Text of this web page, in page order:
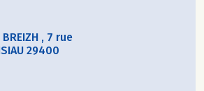
, 7 rue
29400